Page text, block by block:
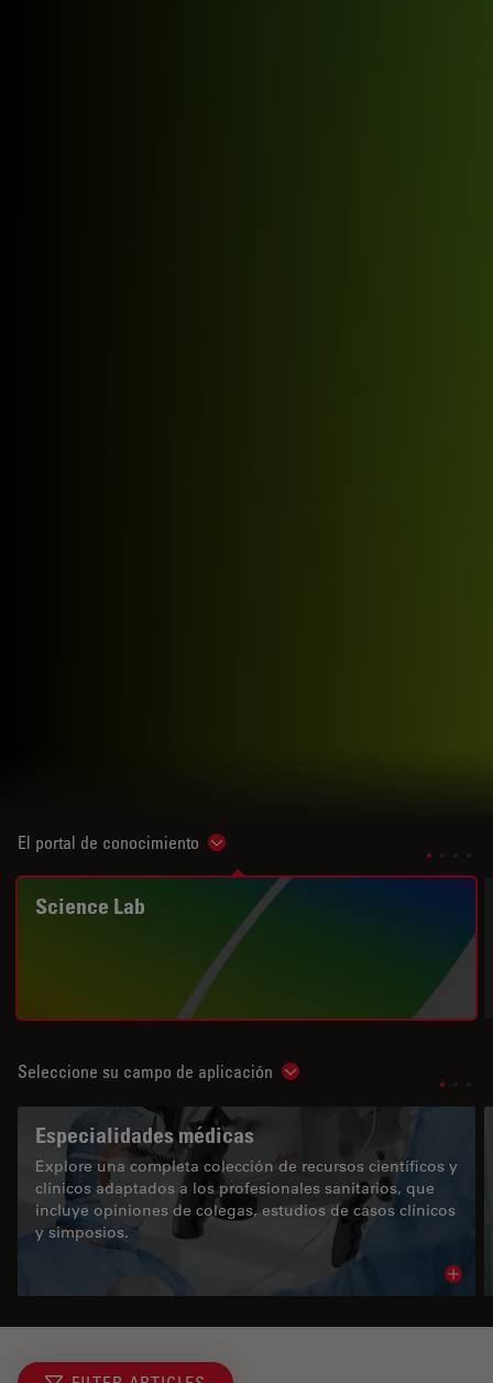
El portal de conocimiento Show subnavigation
Science Lab
Seleccione su campo de aplicación Show subnavigation
Especialidades médicas
Explore una completa colección de recursos científicos y
clínicos adaptados a los profesionales sanitarios, que
incluye opiniones de colegas, estudios de casos clínicos
y simposios.